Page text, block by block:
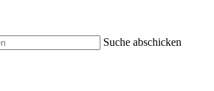
Suche abschicken